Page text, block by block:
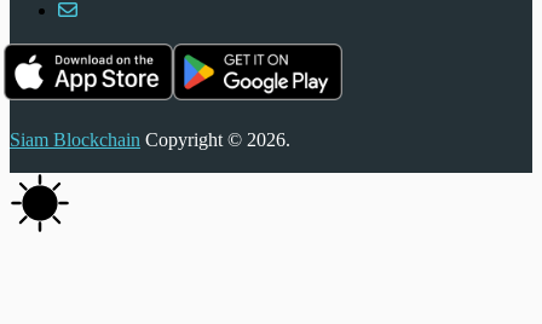
Siam Blockchain Copyright © 2026.